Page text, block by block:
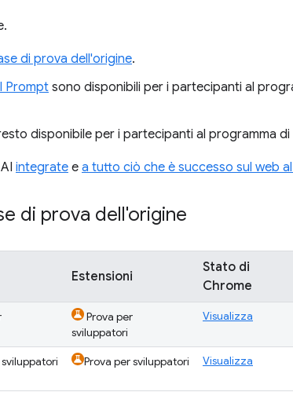
di prova dell'origine.
Prompt sono disponibili per i partecipanti al
disponibile per i partecipanti al programma
integrate e a tutto ciò che è successo sul web
di prova dell'origine
Estensioni
Stato di
Chrome
Prova per
sviluppatori
Visualizza
Prova per sviluppatori Visualizza